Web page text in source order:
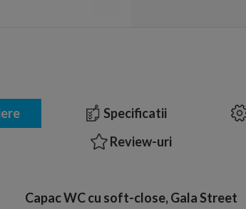
Specificatii
Review-uri
Capac WC cu soft-close, Gala Street